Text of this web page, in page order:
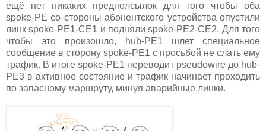
ещё нет никаких предполсылок для того чтобы оба
spoke-PE со стороны абонентского устройства опустили
линк spoke-PE1-CE1 и подняли spoke-PE2-CE2. Для того
чтобы это произошло, hub-PE1 шлет специальное
сообщение в сторону spoke-PE1 с просьбой не слать ему
трафик. В итоге spoke-PE1 переводит pseudowire до hub-
PE3 в активное состояние и трафик начинает проходить
по запасному маршруту, минуя аварийные линки.